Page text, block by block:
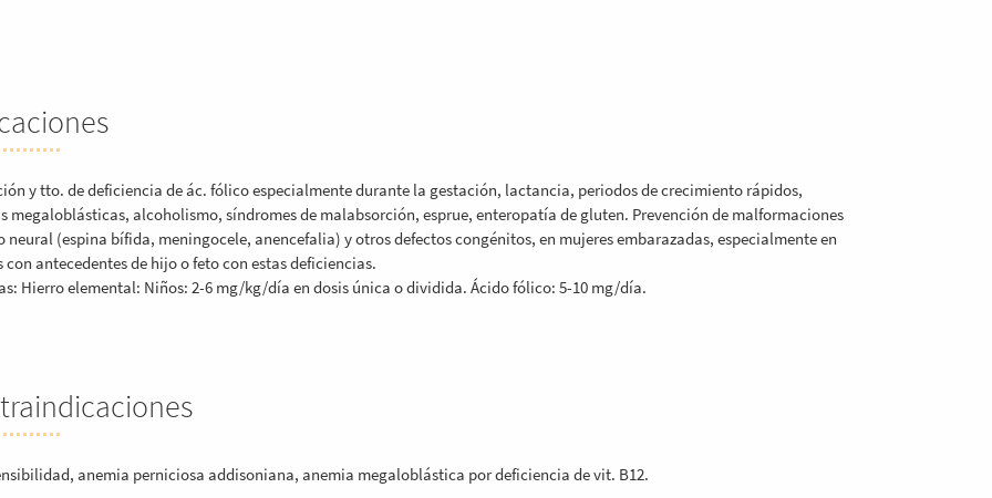
y tto. de deficiencia de ác. fólico especialmente durante la gestación, lactancia, periodos de crecimiento rápidos,
megaloblásticas, alcoholismo, síndromes de malabsorción, esprue, enteropatía de gluten. Prevención de malformaciones
neural (espina bífida, meningocele, anencefalia) y otros defectos congénitos, en mujeres embarazadas, especialmente en
con antecedentes de hijo o feto con estas deficiencias.
Hierro elemental: Niños: 2-6 mg/kg/día en dosis única o dividida. Ácido fólico: 5-10 mg/día.
anemia perniciosa addisoniana, anemia megaloblástica por deficiencia de vit. B12.